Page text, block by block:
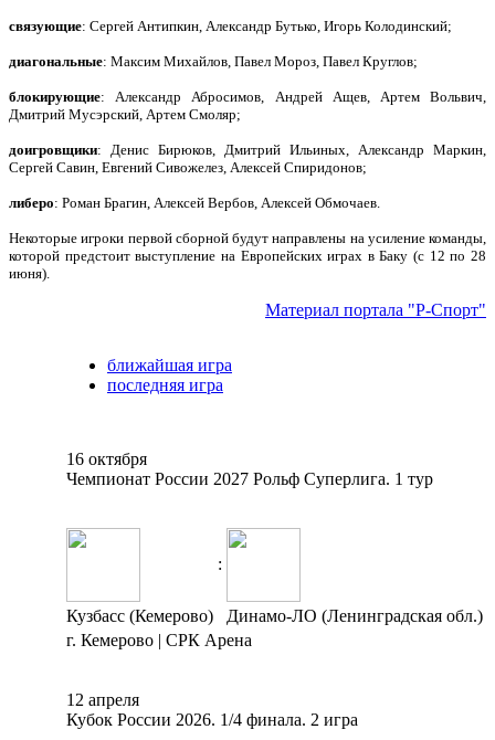
связующие: Сергей Антипкин, Александр Бутько, Игорь Колодинский;
диагональные: Максим Михайлов, Павел Мороз, Павел Круглов;
блокирующие: Александр Абросимов, Андрей Ащев, Артем Вольвич,
Дмитрий Мусэрский, Артем Смоляр;
доигровщики: Денис Бирюков, Дмитрий Ильиных, Александр Маркин,
Сергей Савин, Евгений Сивожелез, Алексей Спиридонов;
либеро: Роман Брагин, Алексей Вербов, Алексей Обмочаев.
Некоторые игроки первой сборной будут направлены на усиление команды,
которой предстоит выступление на Европейских играх в Баку (с 12 по 28
июня).
Материал портала "Р-Спорт"
ближайшая игра
последняя игра
16 октября
Чемпионат России 2027 Рольф Суперлига. 1 тур
:
Кузбасс (Кемерово)
Динамо-ЛО (Ленинградская обл.)
г. Кемерово | СРК Арена
12 апреля
Кубок России 2026. 1/4 финала. 2 игра